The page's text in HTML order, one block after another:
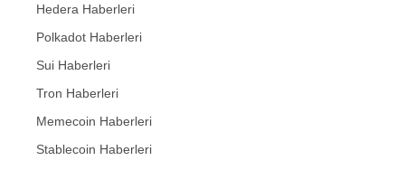
Hedera Haberleri
Polkadot Haberleri
Sui Haberleri
Tron Haberleri
Memecoin Haberleri
Stablecoin Haberleri